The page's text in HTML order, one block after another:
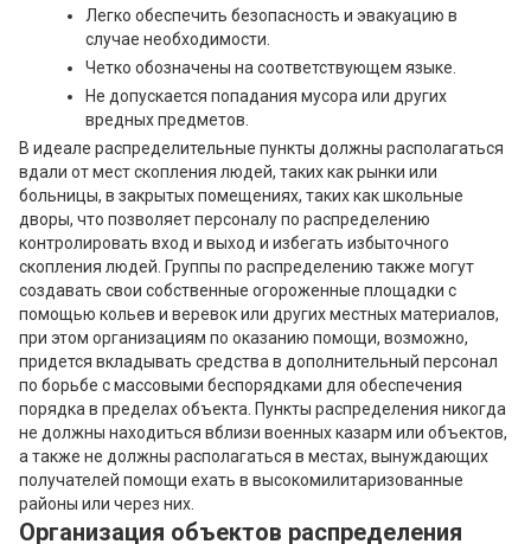
Легко обеспечить безопасность и эвакуацию в
случае необходимости.
Четко обозначены на соответствующем языке.
Не допускается попадания мусора или других
вредных предметов.
В идеале распределительные пункты должны располагаться
вдали от мест скопления людей, таких как рынки или
больницы, в закрытых помещениях, таких как школьные
дворы, что позволяет персоналу по распределению
контролировать вход и выход и избегать избыточного
скопления людей. Группы по распределению также могут
создавать свои собственные огороженные площадки с
помощью кольев и веревок или других местных материалов,
при этом организациям по оказанию помощи, возможно,
придется вкладывать средства в дополнительный персонал
по борьбе с массовыми беспорядками для обеспечения
порядка в пределах объекта. Пункты распределения никогда
не должны находиться вблизи военных казарм или объектов,
а также не должны располагаться в местах, вынуждающих
получателей помощи ехать в высокомилитаризованные
районы или через них.
Организация объектов распределения